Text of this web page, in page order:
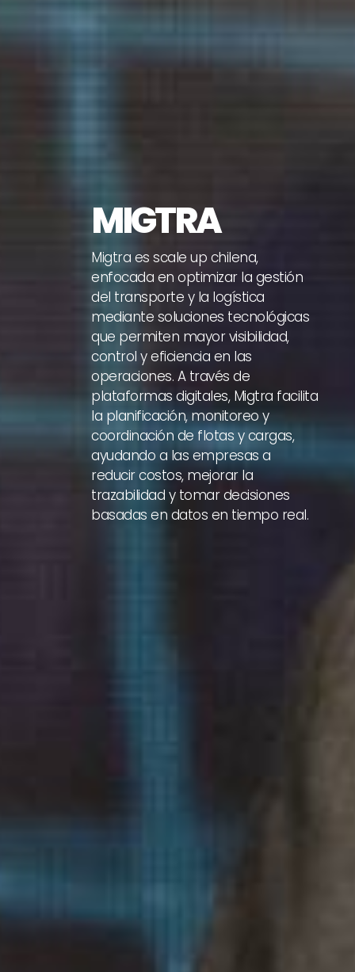
MIGTRA
Migtra es scale up chilena,
enfocada en optimizar la gestión
del transporte y la logística
mediante soluciones tecnológicas
que permiten mayor visibilidad,
control y eficiencia en las
operaciones. A través de
plataformas digitales, Migtra facilita
la planificación, monitoreo y
coordinación de flotas y cargas,
ayudando a las empresas a
reducir costos, mejorar la
trazabilidad y tomar decisiones
basadas en datos en tiempo real.